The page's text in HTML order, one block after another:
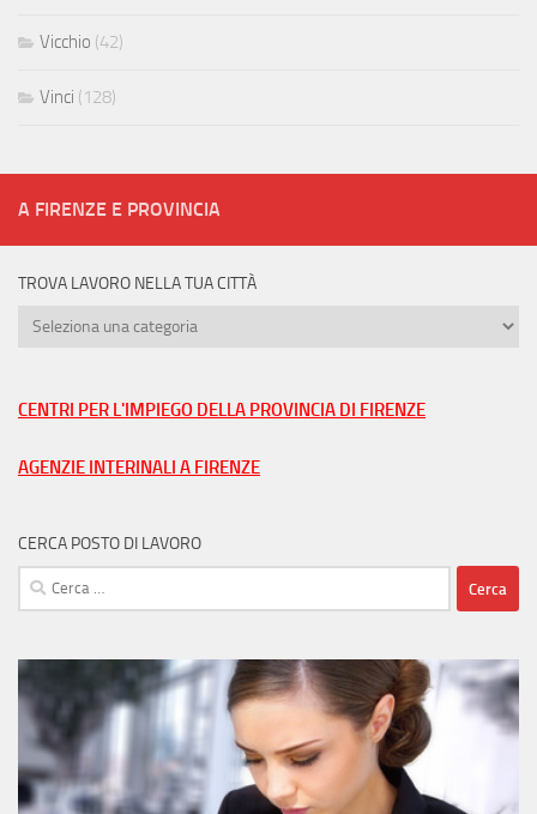
Vicchio (42)
Vinci (128)
A FIRENZE E PROVINCIA
TROVA LAVORO NELLA TUA CITTÀ
Trova
tua
CENTRI PER L'IMPIEGO DELLA PROVINCIA DI FIRENZE
AGENZIE INTERINALI A FIRENZE
CERCA POSTO DI LAVORO
Ricerca
per: